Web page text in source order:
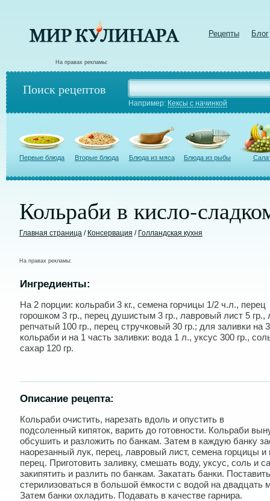
Рецепты Блог
На правах рекламы:
Поиск рецептов
Например: Кексы с начинкой
Первые блюда Вторые блюда Блюда из мяса Блюда из рыбы
Кольраби в кисло-
Главная страница / Консервация / Голландская кухня
На правах рекламы:
Ингредиенты:
На 2 порции: кольраби 3 кг., семена горчицы 1/2 ч.л., перец
горошком 3 гр., перец душистым 3 гр., лавровый лист 5 гр.,
репчатый 100 гр., перец стручковый 30 гр.; для заливки на
кольраби и на 1 часть заливки: вода 1 л., уксус 300 гр.,
сахар 120 гр.
Описание рецепта:
Кольраби очистить, нарезать вдоль и опустить в
подсоленный кипяток, варить до готовности. Кольраби
обсушить и разложить по банкам. Затем в каждую банку
наорезанный лук, перец, лавровый лист, семена горцицы и
перец. Приготовить заливку, смешать воду, уксус, соль и
закипятить и разлить по банкам. Закатать банки. Поставить
стерилизоваться в большой ёмкости с водой на двадцать
Затем банки охладить. Подавать в качестве гарнира.